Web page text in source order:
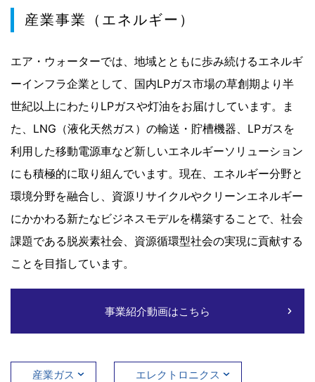
産業事業（エネルギー）
エア・ウォーターでは、地域とともに歩み続けるエネルギ
ーインフラ企業として、国内LPガス市場の草創期より半
世紀以上にわたりLPガスや灯油をお届けしています。ま
た、LNG（液化天然ガス）の輸送・貯槽機器、LPガスを
利用した移動電源車など新しいエネルギーソリューション
にも積極的に取り組んでいます。現在、エネルギー分野と
環境分野を融合し、資源リサイクルやクリーンエネルギー
にかかわる新たなビジネスモデルを構築することで、社会
課題である脱炭素社会、資源循環型社会の実現に貢献する
ことを目指しています。
事業紹介動画はこちら
産業ガス エレクトロニクス